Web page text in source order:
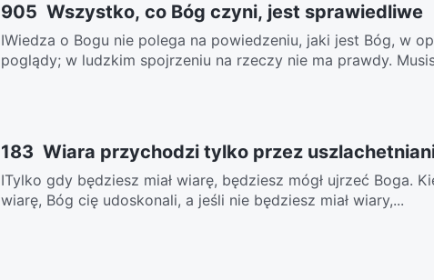
905 Wszystko, co Bóg czyni, jest sprawiedliwe
ⅠWiedza o Bogu nie polega na powiedzeniu, jaki jest Bóg, w
poglądy; w ludzkim spojrzeniu na rzeczy nie ma prawdy.
183 Wiara przychodzi tylko przez
ITylko gdy będziesz miał wiarę, będziesz mógł ujrzeć Boga.
wiarę, Bóg cię udoskonali, a jeśli nie będziesz miał wiary,...